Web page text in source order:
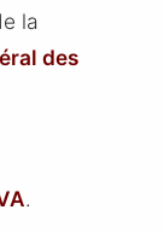
la
des
.